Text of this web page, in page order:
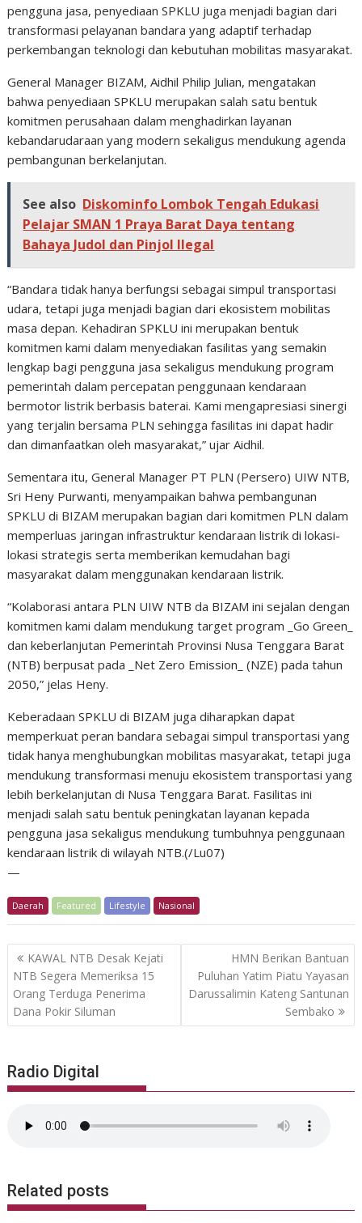
pengguna jasa, penyediaan SPKLU juga menjadi bagian dari
transformasi pelayanan bandara yang adaptif terhadap
perkembangan teknologi dan kebutuhan mobilitas masyarakat.
General Manager BIZAM, Aidhil Philip Julian, mengatakan
bahwa penyediaan SPKLU merupakan salah satu bentuk
komitmen perusahaan dalam menghadirkan layanan
kebandarudaraan yang modern sekaligus mendukung agenda
pembangunan berkelanjutan.
See also Diskominfo Lombok Tengah Edukasi
Pelajar SMAN 1 Praya Barat Daya tentang
Bahaya Judol dan Pinjol Ilegal
“Bandara tidak hanya berfungsi sebagai simpul transportasi
udara, tetapi juga menjadi bagian dari ekosistem mobilitas
masa depan. Kehadiran SPKLU ini merupakan bentuk
komitmen kami dalam menyediakan fasilitas yang semakin
lengkap bagi pengguna jasa sekaligus mendukung program
pemerintah dalam percepatan penggunaan kendaraan
bermotor listrik berbasis baterai. Kami mengapresiasi sinergi
yang terjalin bersama PLN sehingga fasilitas ini dapat hadir
dan dimanfaatkan oleh masyarakat,” ujar Aidhil.
Sementara itu, General Manager PT PLN (Persero) UIW NTB,
Sri Heny Purwanti, menyampaikan bahwa pembangunan
SPKLU di BIZAM merupakan bagian dari komitmen PLN dalam
memperluas jaringan infrastruktur kendaraan listrik di lokasi-
lokasi strategis serta memberikan kemudahan bagi
masyarakat dalam menggunakan kendaraan listrik.
“Kolaborasi antara PLN UIW NTB da BIZAM ini sejalan dengan
komitmen kami dalam mendukung target program _Go Green_
dan keberlanjutan Pemerintah Provinsi Nusa Tenggara Barat
(NTB) berpusat pada _Net Zero Emission_ (NZE) pada tahun
2050,” jelas Heny.
Keberadaan SPKLU di BIZAM juga diharapkan dapat
memperkuat peran bandara sebagai simpul transportasi yang
tidak hanya menghubungkan mobilitas masyarakat, tetapi juga
mendukung transformasi menuju ekosistem transportasi yang
lebih berkelanjutan di Nusa Tenggara Barat. Fasilitas ini
menjadi salah satu bentuk peningkatan layanan kepada
pengguna jasa sekaligus mendukung tumbuhnya penggunaan
kendaraan listrik di wilayah NTB.(/Lu07)
—
Daerah Featured Lifestyle Nasional
Post
navigation
KAWAL NTB Desak Kejati
NTB Segera Memeriksa 15
Orang Terduga Penerima
Dana Pokir Siluman
HMN Berikan Bantuan
Puluhan Yatim Piatu Yayasan
Darussalimin Kateng Santunan
Sembako
Radio Digital
Related posts